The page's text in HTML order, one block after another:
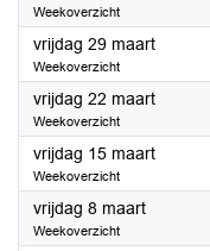
Weekoverzicht
vrijdag 29 maart2024
Weekoverzicht
vrijdag 22 maart2024
Weekoverzicht
vrijdag 15 maart2024
Weekoverzicht
vrijdag 8 maart2024
Weekoverzicht